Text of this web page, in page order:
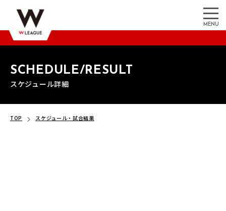
MENU
SCHEDULE/RESULT
スケジュール詳細
TOP スケジュール・試合結果